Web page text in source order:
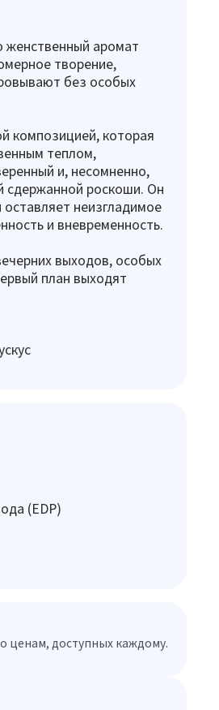
женственный аромат
творение,
без особых
композицией, которая
теплом,
и, несомненно,
сдержанной роскоши. Он
неизгладимое
и вневременность.
выходов, особых
план выходят
(EDP)
ценам, доступных каждому.